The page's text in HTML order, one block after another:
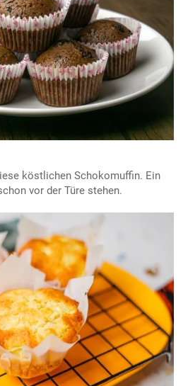
köstlichen Schokomuffin. Ein
vor der Türe stehen.